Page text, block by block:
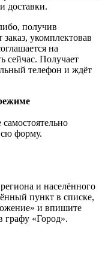
доставки.
получив
укомплектовав
на
сейчас. Получает
телефон и ждёт
форму.
и населённого
пункт в списке,
и впишите
графу «Город».